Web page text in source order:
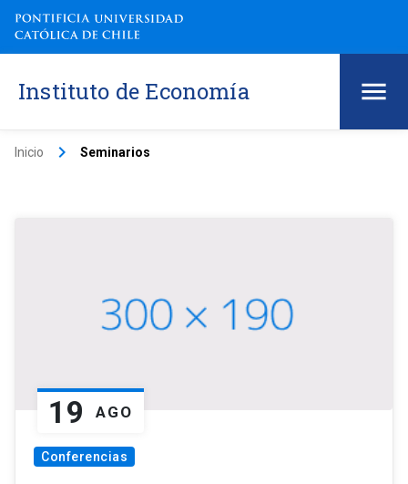
Instituto de Economía
Inicio keyboard_arrow_right Seminarios
19 AGO
Conferencias